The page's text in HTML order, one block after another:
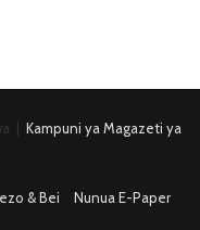
| Kampuni ya Magazeti ya
& Bei Nunua E-Paper